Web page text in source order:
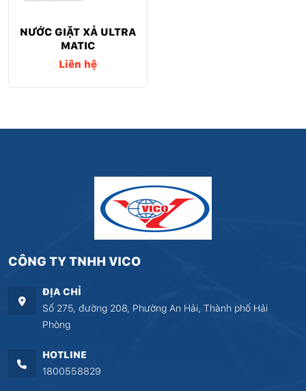
NƯỚC GIẶT XẢ ULTRA
MATIC
Liên hệ
CÔNG TY TNHH VICO
ĐỊA CHỈ
Số 275, đường 208, Phường An Hải, Thành phố Hải
Phòng
HOTLINE
1800558829